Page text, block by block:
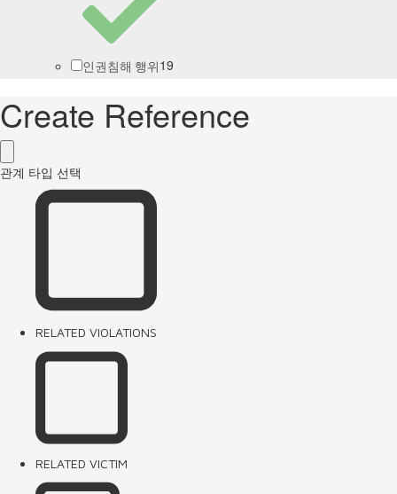
인권침해 행위19
Create Reference
관계 타입 선택
RELATED VIOLATIONS
RELATED VICTIM